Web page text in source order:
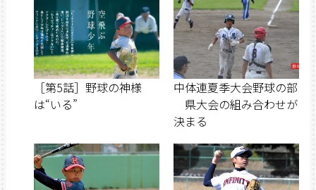
［第5話］野球の神様
は“いる”
中体連夏季大会野球の部
県大会の組み合わせが
決まる